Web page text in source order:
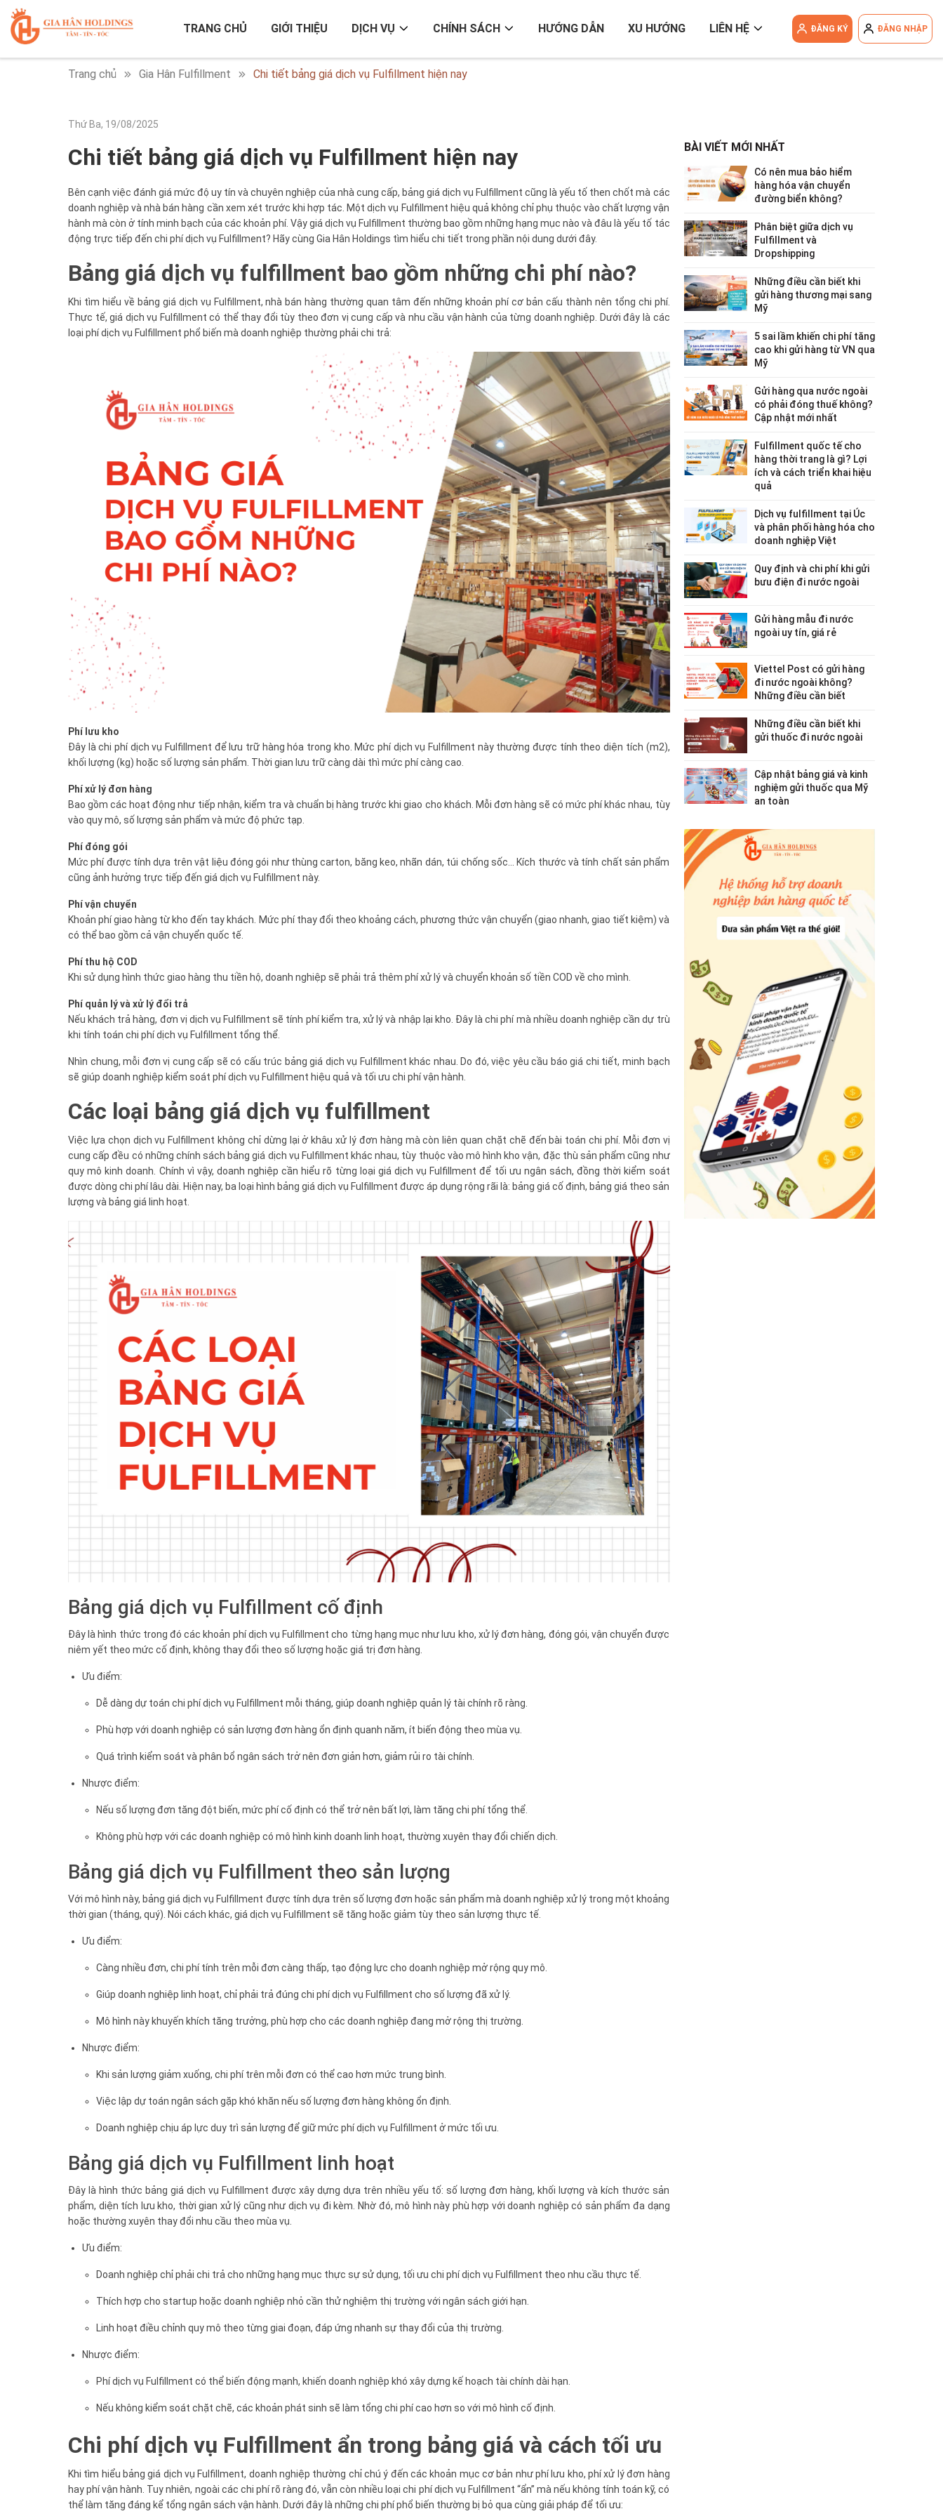
TRANG CHỦ GIỚI THIỆU DỊCH VỤ CHÍNH SÁCH HƯỚNG DẪN XU HƯỚNG LIÊN HỆ ĐĂNG KÝ ĐĂNG NHẬP
Trang chủ Gia Hân Fulfillment Chi tiết bảng giá dịch vụ Fulfillment hiện nay
Thứ Ba, 19/08/2025
Chi tiết bảng giá dịch vụ Fulfillment hiện nay
Bên cạnh việc đánh giá mức độ uy tín và chuyên nghiệp của nhà cung cấp, bảng giá dịch vụ Fulfillment cũng là yếu tố then chốt mà các
doanh nghiệp và nhà bán hàng cần xem xét trước khi hợp tác. Một dịch vụ Fulfillment hiệu quả không chỉ phụ thuộc vào chất lượng vận
hành mà còn ở tính minh bạch của các khoản phí. Vậy giá dịch vụ Fulfillment thường bao gồm những hạng mục nào và đâu là yếu tố tác
động trực tiếp đến chi phí dịch vụ Fulfillment? Hãy cùng Gia Hân Holdings tìm hiểu chi tiết trong phần nội dung dưới đây.
Bảng giá dịch vụ fulfillment bao gồm những chi phí nào?
Khi tìm hiểu về bảng giá dịch vụ Fulfillment, nhà bán hàng thường quan tâm đến những khoản phí cơ bản cấu thành nên tổng chi phí.
Thực tế, giá dịch vụ Fulfillment có thể thay đổi tùy theo đơn vị cung cấp và nhu cầu vận hành của từng doanh nghiệp. Dưới đây là các
loại phí dịch vụ Fulfillment phổ biến mà doanh nghiệp thường phải chi trả:
Phí lưu kho
Đây là chi phí dịch vụ Fulfillment để lưu trữ hàng hóa trong kho. Mức phí dịch vụ Fulfillment này thường được tính theo diện tích (m2),
khối lượng (kg) hoặc số lượng sản phẩm. Thời gian lưu trữ càng dài thì mức phí càng cao.
Phí xử lý đơn hàng
Bao gồm các hoạt động như tiếp nhận, kiểm tra và chuẩn bị hàng trước khi giao cho khách. Mỗi đơn hàng sẽ có mức phí khác nhau, tùy
vào quy mô, số lượng sản phẩm và mức độ phức tạp.
Phí đóng gói
Mức phí được tính dựa trên vật liệu đóng gói như thùng carton, băng keo, nhãn dán, túi chống sốc… Kích thước và tính chất sản phẩm
cũng ảnh hưởng trực tiếp đến giá dịch vụ Fulfillment này.
Phí vận chuyển
Khoản phí giao hàng từ kho đến tay khách. Mức phí thay đổi theo khoảng cách, phương thức vận chuyển (giao nhanh, giao tiết kiệm) và
có thể bao gồm cả vận chuyển quốc tế.
Phí thu hộ COD
Khi sử dụng hình thức giao hàng thu tiền hộ, doanh nghiệp sẽ phải trả thêm phí xử lý và chuyển khoản số tiền COD về cho mình.
Phí quản lý và xử lý đổi trả
Nếu khách trả hàng, đơn vị dịch vụ Fulfillment sẽ tính phí kiểm tra, xử lý và nhập lại kho. Đây là chi phí mà nhiều doanh nghiệp cần dự trù
khi tính toán chi phí dịch vụ Fulfillment tổng thể.
Nhìn chung, mỗi đơn vị cung cấp sẽ có cấu trúc bảng giá dịch vụ Fulfillment khác nhau. Do đó, việc yêu cầu báo giá chi tiết, minh bạch
sẽ giúp doanh nghiệp kiểm soát phí dịch vụ Fulfillment hiệu quả và tối ưu chi phí vận hành.
Các loại bảng giá dịch vụ fulfillment
Việc lựa chọn dịch vụ Fulfillment không chỉ dừng lại ở khâu xử lý đơn hàng mà còn liên quan chặt chẽ đến bài toán chi phí. Mỗi đơn vị
cung cấp đều có những chính sách bảng giá dịch vụ Fulfillment khác nhau, tùy thuộc vào mô hình kho vận, đặc thù sản phẩm cũng như
quy mô kinh doanh. Chính vì vậy, doanh nghiệp cần hiểu rõ từng loại giá dịch vụ Fulfillment để tối ưu ngân sách, đồng thời kiểm soát
được dòng chi phí lâu dài. Hiện nay, ba loại hình bảng giá dịch vụ Fulfillment được áp dụng rộng rãi là: bảng giá cố định, bảng giá theo sản
lượng và bảng giá linh hoạt.
Bảng giá dịch vụ Fulfillment cố định
Đây là hình thức trong đó các khoản phí dịch vụ Fulfillment cho từng hạng mục như lưu kho, xử lý đơn hàng, đóng gói, vận chuyển được
niêm yết theo mức cố định, không thay đổi theo số lượng hoặc giá trị đơn hàng.
Ưu điểm:
Dễ dàng dự toán chi phí dịch vụ Fulfillment mỗi tháng, giúp doanh nghiệp quản lý tài chính rõ ràng.
Phù hợp với doanh nghiệp có sản lượng đơn hàng ổn định quanh năm, ít biến động theo mùa vụ.
Quá trình kiểm soát và phân bổ ngân sách trở nên đơn giản hơn, giảm rủi ro tài chính.
Nhược điểm:
Nếu số lượng đơn tăng đột biến, mức phí cố định có thể trở nên bất lợi, làm tăng chi phí tổng thể.
Không phù hợp với các doanh nghiệp có mô hình kinh doanh linh hoạt, thường xuyên thay đổi chiến dịch.
Bảng giá dịch vụ Fulfillment theo sản lượng
Với mô hình này, bảng giá dịch vụ Fulfillment được tính dựa trên số lượng đơn hoặc sản phẩm mà doanh nghiệp xử lý trong một khoảng
thời gian (tháng, quý). Nói cách khác, giá dịch vụ Fulfillment sẽ tăng hoặc giảm tùy theo sản lượng thực tế.
Ưu điểm:
Càng nhiều đơn, chi phí tính trên mỗi đơn càng thấp, tạo động lực cho doanh nghiệp mở rộng quy mô.
Giúp doanh nghiệp linh hoạt, chỉ phải trả đúng chi phí dịch vụ Fulfillment cho số lượng đã xử lý.
Mô hình này khuyến khích tăng trưởng, phù hợp cho các doanh nghiệp đang mở rộng thị trường.
Nhược điểm:
Khi sản lượng giảm xuống, chi phí trên mỗi đơn có thể cao hơn mức trung bình.
Việc lập dự toán ngân sách gặp khó khăn nếu số lượng đơn hàng không ổn định.
Doanh nghiệp chịu áp lực duy trì sản lượng để giữ mức phí dịch vụ Fulfillment ở mức tối ưu.
Bảng giá dịch vụ Fulfillment linh hoạt
Đây là hình thức bảng giá dịch vụ Fulfillment được xây dựng dựa trên nhiều yếu tố: số lượng đơn hàng, khối lượng và kích thước sản
phẩm, diện tích lưu kho, thời gian xử lý cũng như dịch vụ đi kèm. Nhờ đó, mô hình này phù hợp với doanh nghiệp có sản phẩm đa dạng
hoặc thường xuyên thay đổi nhu cầu theo mùa vụ.
Ưu điểm:
Doanh nghiệp chỉ phải chi trả cho những hạng mục thực sự sử dụng, tối ưu chi phí dịch vụ Fulfillment theo nhu cầu thực tế.
Thích hợp cho startup hoặc doanh nghiệp nhỏ cần thử nghiệm thị trường với ngân sách giới hạn.
Linh hoạt điều chỉnh quy mô theo từng giai đoạn, đáp ứng nhanh sự thay đổi của thị trường.
Nhược điểm:
Phí dịch vụ Fulfillment có thể biến động mạnh, khiến doanh nghiệp khó xây dựng kế hoạch tài chính dài hạn.
Nếu không kiểm soát chặt chẽ, các khoản phát sinh sẽ làm tổng chi phí cao hơn so với mô hình cố định.
Chi phí dịch vụ Fulfillment ẩn trong bảng giá và cách tối ưu
Khi tìm hiểu bảng giá dịch vụ Fulfillment, doanh nghiệp thường chỉ chú ý đến các khoản mục cơ bản như phí lưu kho, phí xử lý đơn hàng
hay phí vận hành. Tuy nhiên, ngoài các chi phí rõ ràng đó, vẫn còn nhiều loại chi phí dịch vụ Fulfillment “ẩn” mà nếu không tính toán kỹ, có
thể làm tăng đáng kể tổng ngân sách vận hành. Dưới đây là những chi phí phổ biến thường bị bỏ qua cùng giải pháp để tối ưu:
BÀI VIẾT MỚI NHẤT
Có nên mua bảo hiểm
hàng hóa vận chuyển
đường biển không?
Phân biệt giữa dịch vụ
Fulfillment và
Dropshipping
Những điều cần biết khi
gửi hàng thương mại sang
Mỹ
5 sai lầm khiến chi phí tăng
cao khi gửi hàng từ VN qua
Mỹ
Gửi hàng qua nước ngoài
có phải đóng thuế không?
Cập nhật mới nhất
Fulfillment quốc tế cho
hàng thời trang là gì? Lợi
ích và cách triển khai hiệu
quả
Dịch vụ fulfillment tại Úc
và phân phối hàng hóa cho
doanh nghiệp Việt
Quy định và chi phí khi gửi
bưu điện đi nước ngoài
Gửi hàng mẫu đi nước
ngoài uy tín, giá rẻ
Viettel Post có gửi hàng
đi nước ngoài không?
Những điều cần biết
Những điều cần biết khi
gửi thuốc đi nước ngoài
Cập nhật bảng giá và kinh
nghiệm gửi thuốc qua Mỹ
an toàn